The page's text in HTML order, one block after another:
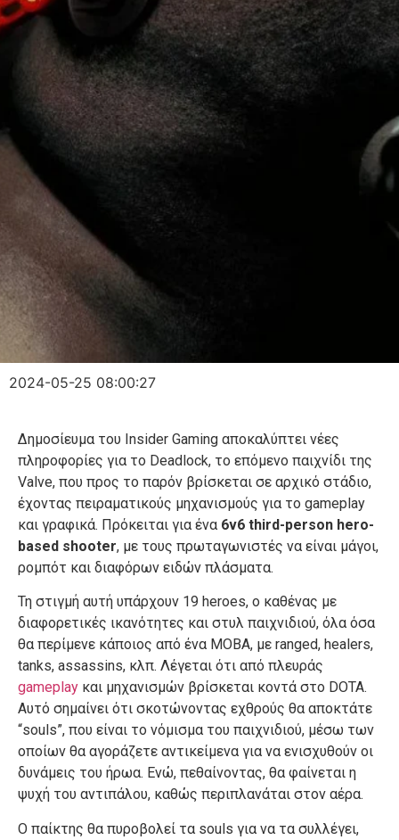
2024-05-25 08:00:27
Δημοσίευμα του Insider Gaming αποκαλύπτει νέες
πληροφορίες για το Deadlock, το επόμενο παιχνίδι της
Valve, που προς το παρόν βρίσκεται σε αρχικό στάδιο,
έχοντας πειραματικούς μηχανισμούς για το gameplay
και γραφικά. Πρόκειται για ένα 6v6 third-person hero-
based shooter, με τους πρωταγωνιστές να είναι μάγοι,
ρομπότ και διαφόρων ειδών πλάσματα.
Τη στιγμή αυτή υπάρχουν 19 heroes, ο καθένας με
διαφορετικές ικανότητες και στυλ παιχνιδιού, όλα όσα
θα περίμενε κάποιος από ένα MOBA, με ranged, healers,
tanks, assassins, κλπ. Λέγεται ότι από πλευράς
gameplay και μηχανισμών βρίσκεται κοντά στο DOTA.
Αυτό σημαίνει ότι σκοτώνοντας εχθρούς θα αποκτάτε
“souls”, που είναι το νόμισμα του παιχνιδιού, μέσω των
οποίων θα αγοράζετε αντικείμενα για να ενισχυθούν οι
δυνάμεις του ήρωα. Ενώ, πεθαίνοντας, θα φαίνεται η
ψυχή του αντιπάλου, καθώς περιπλανάται στον αέρα.
Ο παίκτης θα πυροβολεί τα souls για να τα συλλέγει,